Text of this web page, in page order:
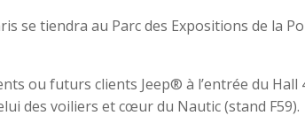
se tiendra au Parc des Expositions de la
ou futurs clients Jeep® à l’entrée du Hall
des voiliers et cœur du Nautic (stand F59).